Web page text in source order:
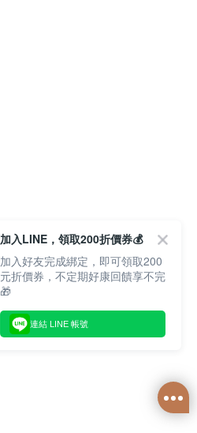
加入LINE，領取200折價券💰
加入好友完成綁定，即可領取200
元折價券，不定期好康回饋享不完
🎁
連結 LINE 帳號